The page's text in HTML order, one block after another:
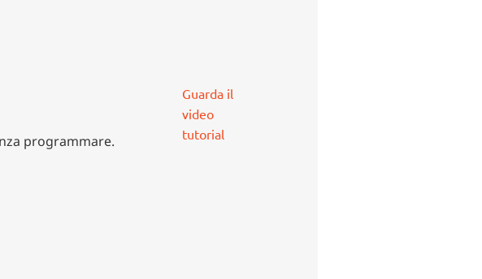
programmare.
Guarda il
video
tutorial